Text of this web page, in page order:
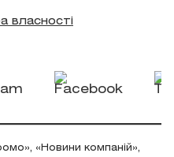
власності
«Новини компаній»,